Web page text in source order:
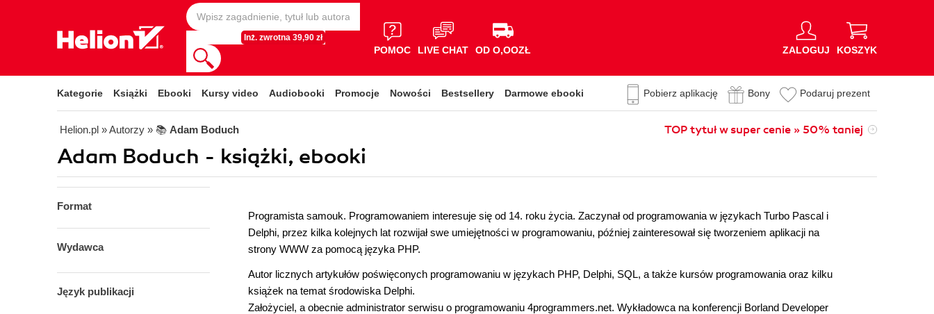
Inż. zwrotna 39,90 zł
POMOC LIVE CHAT OD O,OOZŁ ZALOGUJ KOSZYK
Kategorie Książki Ebooki Kursy video Audiobooki Promocje Nowości Bestsellery Darmowe ebooki Pobierz aplikację Bony Podaruj prezent
Helion.pl » Autorzy » 📚 Adam Boduch TOP tytuł w super cenie » 50% taniej
Adam Boduch - książki, ebooki
Format
Wydawca
Język publikacji
Programista samouk. Programowaniem interesuje się od 14. roku życia. Zaczynał od programowania w językach Turbo Pascal i
Delphi, przez kilka kolejnych lat rozwijał swe umiejętności w programowaniu, później zainteresował się tworzeniem aplikacji na
strony WWW za pomocą języka PHP.
Autor licznych artykułów poświęconych programowaniu w językach PHP, Delphi, SQL, a także kursów programowania oraz kilku
książek na temat środowiska Delphi.
Założyciel, a obecnie administrator serwisu o programowaniu 4programmers.net. Wykładowca na konferencji Borland Developer